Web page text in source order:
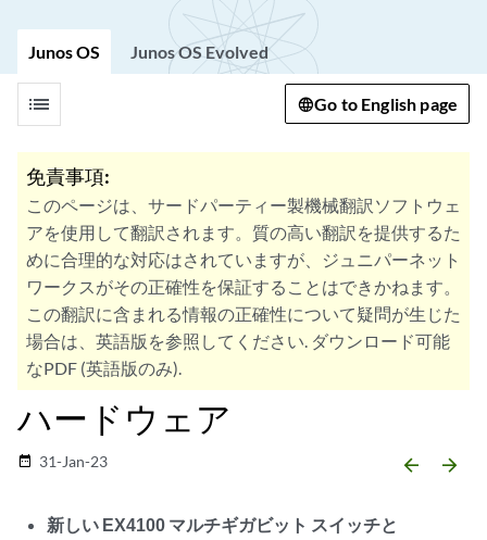
Junos OS Junos OS Evolved
list Go to English page
免責事項:
このページは、サードパーティー製機械翻訳ソフトウェ
アを使用して翻訳されます。質の高い翻訳を提供するた
めに合理的な対応はされていますが、ジュニパーネット
ワークスがその正確性を保証することはできかねます。
この翻訳に含まれる情報の正確性について疑問が生じた
場合は、英語版を参照してください. ダウンロード可能
なPDF (英語版のみ).
ハードウェア
date_range 31-Jan-23 arrow_backward arrow_forward
新しい EX4100 マルチギガビット スイッチと